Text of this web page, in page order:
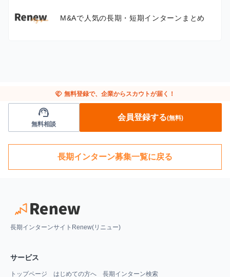
M&Aで人気の長期・短期インターンまとめ
handshake 無料登録で、企業からスカウトが届く！
support_agent
無料相談
会員登録する(無料)
長期インターン募集一覧に戻る
長期インターンサイトRenew(リニュー)
サービス
トップページ はじめての方へ
長期インターン検索